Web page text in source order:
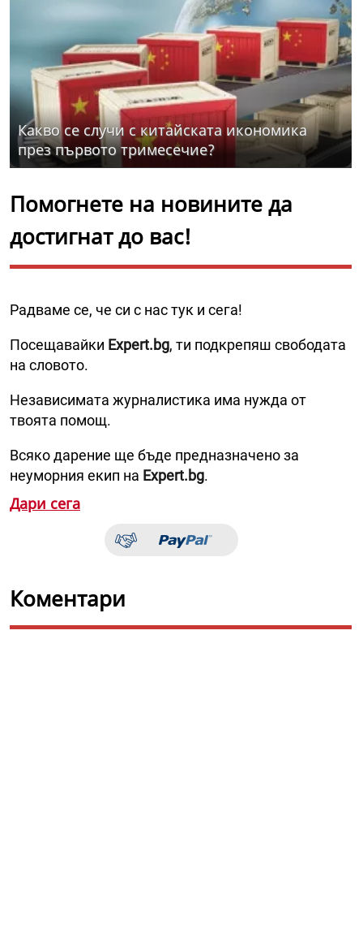
Какво се случи с китайската икономика
през първото тримесечие?
Помогнете на новините да
достигнат до вас!
Радваме се, че си с нас тук и сега!
Посещавайки Expert.bg, ти подкрепяш свободата
на словото.
Независимата журналистика има нужда от
твоята помощ.
Всяко дарение ще бъде предназначено за
неуморния екип на Expert.bg.
Дари сега
Коментари